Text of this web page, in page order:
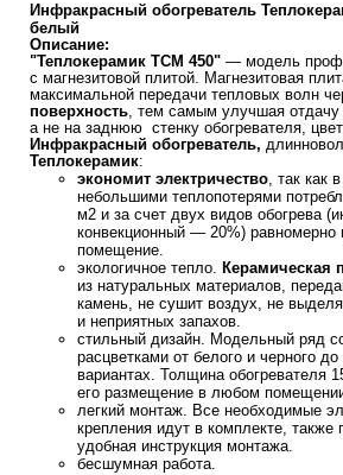
Инфракрасный обогреватель
белый
Описание:
"Теплокерамик ТСМ 450" ― модель
с магнезитовой плитой. Магнезитовая
максимальной передачи тепловых волн
поверхность, тем самым улучшая
а не на заднюю стенку обогревателя,
Инфракрасный обогреватель,
Теплокерамик:
экономит электричество, так как
небольшими теплопотерями
м2 и за счет двух видов обогрева
конвекционный ― 20%) равномерно
помещение.
экологичное тепло. Керамическая
из натуральных материалов,
камень, не сушит воздух, не
и неприятных запахов.
стильный дизайн. Модельный ряд
расцветками от белого и черного
вариантах. Толщина обогревателя
его размещение в любом
легкий монтаж. Все необходимые
крепления идут в комплекте, также
удобная инструкция монтажа.
бесшумная работа.